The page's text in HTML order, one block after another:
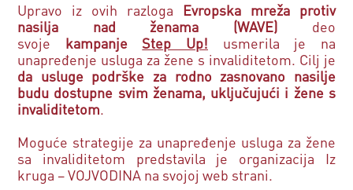
Upravo iz ovih razloga
Evropska mreža protiv
nasilja nad ženama (WAVE) deo
svoje kampanje Step Up!
usmerila je na
unapređenje usluga za žene s invaliditetom. Cilj je
da usluge podrške za rodno zasnovano nasilje
budu dostupne svim ženama, uključujući i žene s
invaliditetom.
Moguće strategije za unapređenje usluga za žene
sa invaliditetom predstavila je organizacija Iz
kruga – VOJVODINA na svojoj web strani.